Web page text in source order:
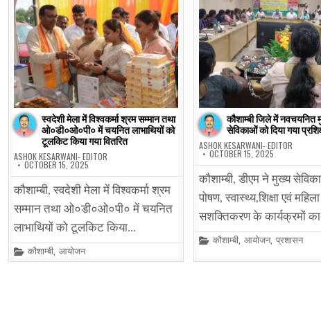
स्वदेशी मेला में विश्वकर्मा श्रम सम्मान तथा
ओ०डी०ओ०पी० में चयनित लाभाथियों को
टूलकिट किया गया वितरित
ASHOK KESARWANI- EDITOR
OCTOBER 15, 2025
कौशाम्बी, स्वदेशी मेला में विश्वकर्मा श्रम
सम्मान तथा ओ०डी०ओ०पी० में चयनित
लाभाथियों को टूलकिट किया…
Posted
in
कौशाम्बी, आयोजन
कौशाम्बी जिले में नवचयनित
सेविकाओं को दिया गया
ASHOK KESARWANI- EDITOR
OCTOBER 15, 2025
कौशाम्बी, डीएम ने मुख्य
पोषण, स्वास्थ्य,शिक्षा एवं महिला
सशक्तिकरण के कार्यक्रमों का
Posted
कौशाम्बी, आयोजन, प्रशासन